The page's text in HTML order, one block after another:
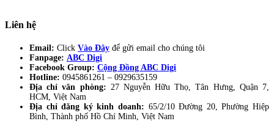
Liên hệ
Email: Click Vào Đây để gửi email cho chúng tôi
Fanpage: ABC Digi
Facebook Group: Cộng Đồng ABC Digi
Hotline: 0945861261 – 0929635159
Địa chỉ văn phòng: 27 Nguyễn Hữu Thọ, Tân Hưng, Quận 7,
HCM, Việt Nam
Địa chỉ đăng ký kinh doanh: 65/2/10 Đường 20, Phường Hiệp
Bình, Thành phố Hồ Chí Minh, Việt Nam